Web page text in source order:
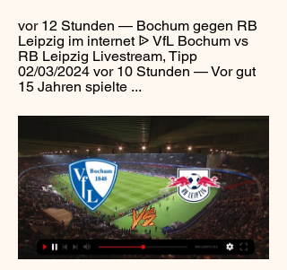
vor 12 Stunden — Bochum gegen RB
Leipzig im internet ᐉ VfL Bochum vs
RB Leipzig Livestream, Tipp
02/03/2024 vor 10 Stunden — Vor gut
15 Jahren spielte ...